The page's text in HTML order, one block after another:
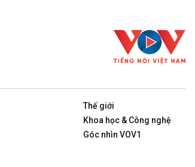
Thế giới
Khoa học & Công nghệ
Góc nhìn VOV1